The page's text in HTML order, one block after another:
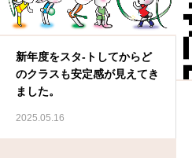
新年度をスタ-トしてからど
のクラスも安定感が見えてき
ました。
2025.05.16